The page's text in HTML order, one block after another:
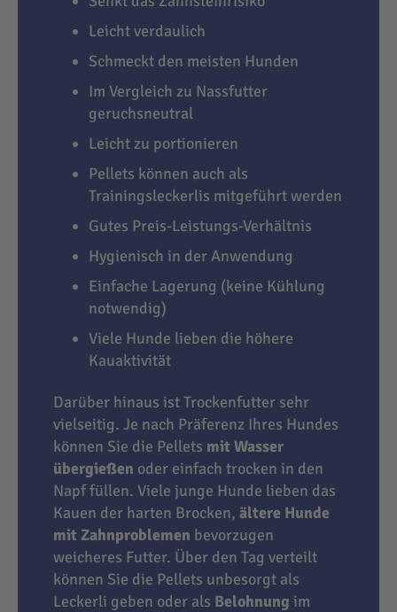
Leicht verdaulich
Schmeckt den meisten Hunden
Im Vergleich zu Nassfutter
geruchsneutral
Leicht zu portionieren
Pellets können auch als
Trainingsleckerlis mitgeführt werden
Gutes Preis-Leistungs-Verhältnis
Hygienisch in der Anwendung
Einfache Lagerung (keine Kühlung
notwendig)
Viele Hunde lieben die höhere
Kauaktivität
Darüber hinaus ist Trockenfutter sehr
vielseitig. Je nach Präferenz Ihres Hundes
können Sie die Pellets mit Wasser
übergießen oder einfach trocken in den
Napf füllen. Viele junge Hunde lieben das
Kauen der harten Brocken, ältere Hunde
mit Zahnproblemen bevorzugen
weicheres Futter. Über den Tag verteilt
können Sie die Pellets unbesorgt als
Leckerli geben oder als Belohnung im